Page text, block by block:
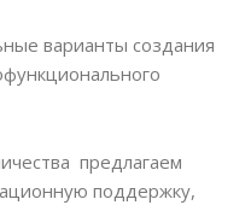
варианты создания
предлагаем
поддержку,